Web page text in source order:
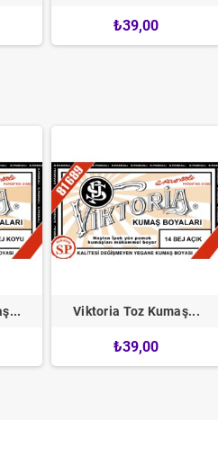
₺39,00
Viktoria Toz Kumaş...
₺39,00